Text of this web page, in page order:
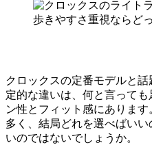
クロックスの定番モデルと
定的な違いは、何と言って
ン性とフィット感にありま
多く、結局どれを選べばい
いのではないでしょうか。